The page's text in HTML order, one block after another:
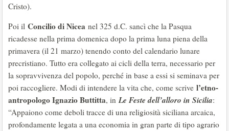
Cristo).
Poi il Concilio di Nicea nel 325 d.C. sancì che la Pasqua
ricadesse nella prima domenica dopo la prima luna piena della
primavera (il 21 marzo) tenendo conto del calendario lunare
precristiano. Tutto era collegato ai cicli della terra, necessario per
la sopravvivenza del popolo, perché in base a essi si seminava per
poi raccogliere. Modi di intendere la vita che, come scrive l’etno-
antropologo Ignazio Buttitta, inLe Feste dell’alloro in Sicilia:
“Appaiono come deboli tracce di una religiosità siciliana arcaica,
profondamente legata a una economia in gran parte di tipo agrario